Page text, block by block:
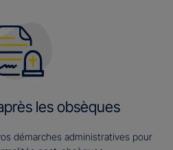
les obsèques
démarches administratives pour